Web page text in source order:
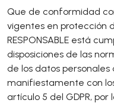
Que de conformidad
vigentes en protección
RESPONSABLE está
disposiciones de las
de los datos personales
manifiestamente con
artículo 5 del GDPR,